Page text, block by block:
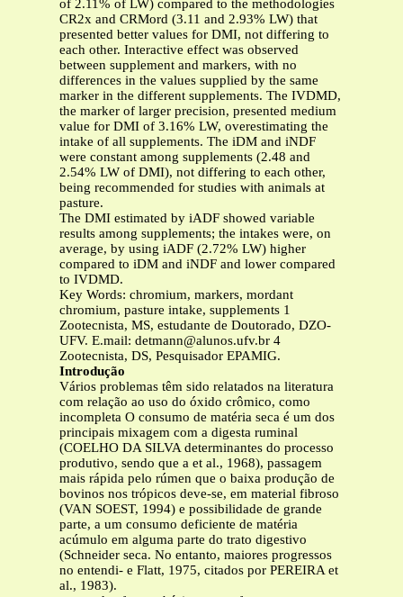
of 2.11% of LW) compared to the methodologies
CR2x and CRMord (3.11 and 2.93% LW) that
presented better values for DMI, not differing to
each other. Interactive effect was observed
between supplement and markers, with no
differences in the values supplied by the same
marker in the different supplements. The IVDMD,
the marker of larger precision, presented medium
value for DMI of 3.16% LW, overestimating the
intake of all supplements. The iDM and iNDF
were constant among supplements (2.48 and
2.54% LW of DMI), not differing to each other,
being recommended for studies with animals at
pasture.
The DMI estimated by iADF showed variable
results among supplements; the intakes were, on
average, by using iADF (2.72% LW) higher
compared to iDM and iNDF and lower compared
to IVDMD.
Key Words: chromium, markers, mordant
chromium, pasture intake, supplements 1
Zootecnista, MS, estudante de Doutorado, DZO-
UFV. E.mail: detmann@alunos.ufv.br 4
Zootecnista, DS, Pesquisador EPAMIG.
Introdução
Vários problemas têm sido relatados na literatura
com relação ao uso do óxido crômico, como
incompleta O consumo de matéria seca é um dos
principais mixagem com a digesta ruminal
(COELHO DA SILVA determinantes do processo
produtivo, sendo que a et al., 1968), passagem
mais rápida pelo rúmen que o baixa produção de
bovinos nos trópicos deve-se, em material fibroso
(VAN SOEST, 1994) e possibilidade de grande
parte, a um consumo deficiente de matéria
acúmulo em alguma parte do trato digestivo
(Schneider seca. No entanto, maiores progressos
no entendi- e Flatt, 1975, citados por PEREIRA et
al., 1983).